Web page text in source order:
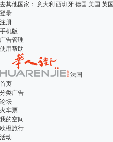
去其他国家： 意大利 西班牙 德国 美国 英国
登录
注册
手机版
广告管理
使用帮助
法国
首页
分类广告
论坛
火车票
我的空间
欧橙旅行
活动